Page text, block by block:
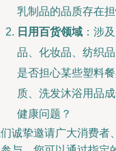
乳制品的品质存在担
日用百货领域 ：涉
品、化妆品、纺织
是否担心某些塑料
质、洗发沐浴用品
健康问题？
诚挚邀请广大消费者